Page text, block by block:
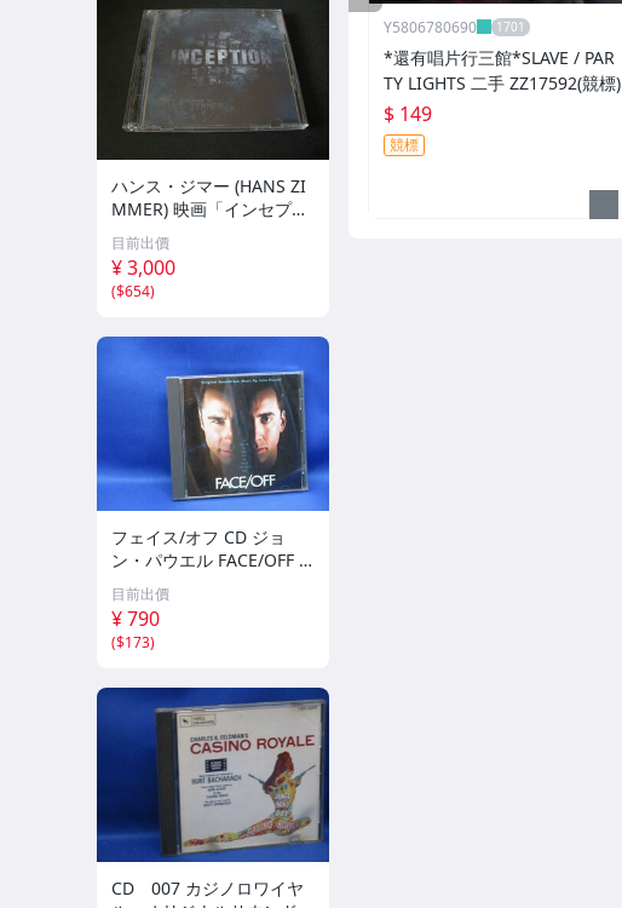
Y5806780690
*還有唱片行三館*SLAVE / PAR
TY LIGHTS 二手 ZZ17592(競標)
$ 149
競標
ハンス・ジマー (HANS ZI
MMER) 映画「インセプシ
ョン (完全盤)」(INCEPTIO
N) サウンドトラック (2枚
組/44トラック収録/輸入
盤)
目前出價
¥ 3,000
($654)
フェイス/オフ CD ジョ
ン・パウエル FACE/OFF J
OHN POWELL プロデュー
ス:ハンス・ジマー HANS
ZIMMER ジョン・ウー JO
HN WOO 70409
目前出價
¥ 790
($173)
CD 007 カジノロワイヤ